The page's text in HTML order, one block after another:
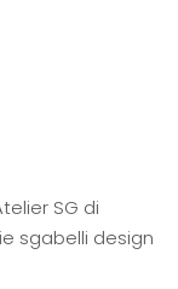
SG di
sgabelli design